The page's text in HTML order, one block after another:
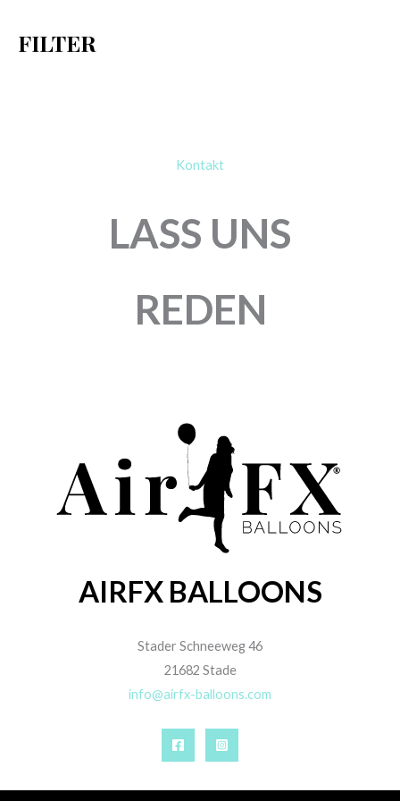
FILTER
Kontakt
LASS UNS
REDEN
AIRFX BALLOONS
Stader Schneeweg 46
21682 Stade
info@airfx-balloons.com